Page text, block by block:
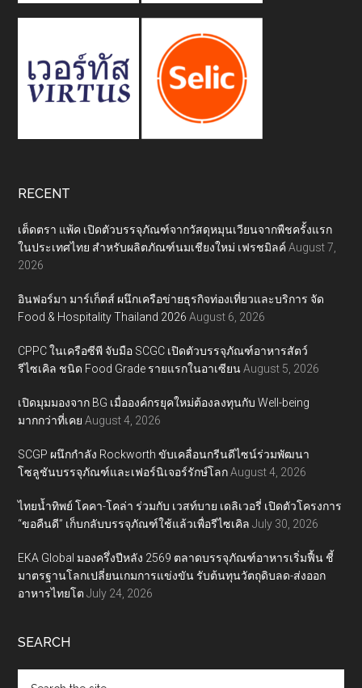
RECENT
เต็ดตรา แพ้ค เปิดตัวบรรจุภัณฑ์จากวัสดุหมุนเวียนจากพืชครั้งแรก
ในประเทศไทย สำหรับผลิตภัณฑ์นมเชียงใหม่ เฟรชมิลค์ August 7,
2026
อินฟอร์มา มาร์เก็ตส์ ผนึกเครือข่ายธุรกิจท่องเที่ยวและบริการ จัด
Food & Hospitality Thailand 2026 August 6, 2026
CPPC ในเครือซีพี จับมือ SCGC เปิดตัวบรรจุภัณฑ์อาหารสัตว์
รีไซเคิล ชนิด Food Grade รายแรกในอาเซียน August 5, 2026
เปิดมุมมองจาก BG เมื่อองค์กรยุคใหม่ต้องลงทุนกับ Well-being
มากกว่าที่เคย August 4, 2026
SCGP ผนึกกำลัง Rockworth ขับเคลื่อนกรีนดีไซน์ร่วมพัฒนา
โซลูชันบรรจุภัณฑ์และเฟอร์นิเจอร์รักษ์โลก August 4, 2026
ไทยน้ำทิพย์ โคคา-โคล่า ร่วมกับ เวสท์บาย เดลิเวอรี่ เปิดตัวโครงการ
“ขอคืนดี” เก็บกลับบรรจุภัณฑ์ใช้แล้วเพื่อรีไซเคิล July 30, 2026
EKA Global มองครึ่งปีหลัง 2569 ตลาดบรรจุภัณฑ์อาหารเริ่มฟื้น ชี้
มาตรฐานโลกเปลี่ยนเกมการแข่งขัน รับต้นทุนวัตถุดิบลด-ส่งออก
อาหารไทยโต July 24, 2026
SEARCH